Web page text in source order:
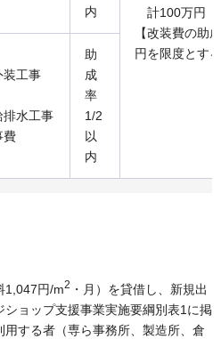
内
計100万円
【改装費の助
円を限度とす
装工事
排水工事
費
助
成
率
1/2
以
内
1,047円/m2 ・月）を貸借し、新規出
ョップ支援事業実施要綱別表1に掲
する者（専ら事務所、製造所、倉